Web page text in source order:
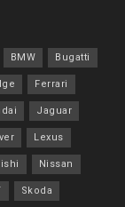
BMW Bugatti
Ferrari
Jaguar
Lexus
Nissan
Skoda